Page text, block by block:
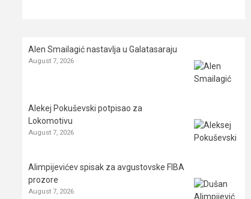
Alen Smailagić nastavlja u Galatasaraju
August 7, 2026
Alekej Pokuševski potpisao za
Lokomotivu
August 7, 2026
Alimpijevićev spisak za avgustovske FIBA
prozore
August 7, 2026